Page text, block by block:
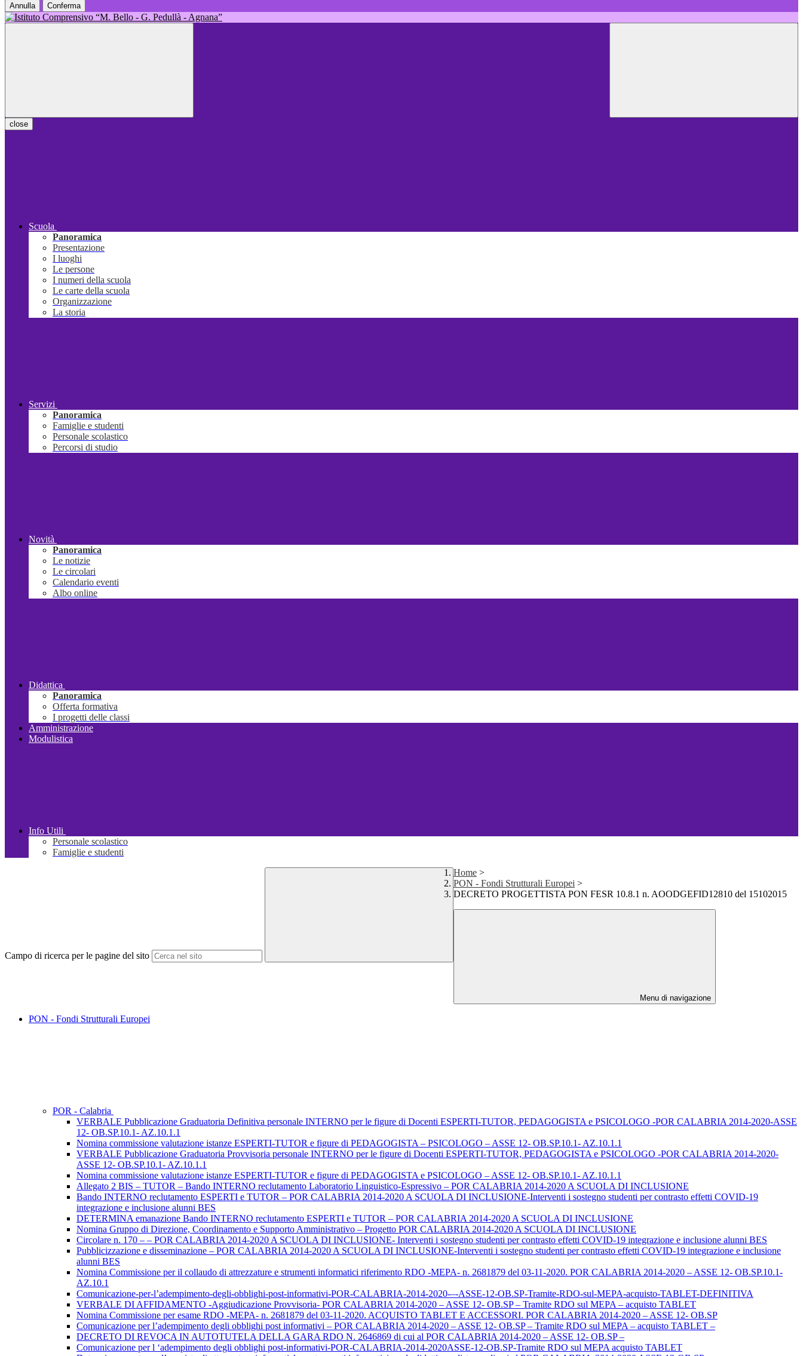
Annulla Conferma
close
Scuola
Panoramica
Presentazione
I luoghi
Le persone
I numeri della scuola
Le carte della scuola
Organizzazione
La storia
Servizi
Panoramica
Famiglie e studenti
Personale scolastico
Percorsi di studio
Novità
Panoramica
Le notizie
Le circolari
Calendario eventi
Albo online
Didattica
Panoramica
Offerta formativa
I progetti delle classi
Amministrazione
Modulistica
Info Utili
Personale scolastico
Famiglie e studenti
Campo di ricerca per le pagine del sito
Home >
PON - Fondi Strutturali Europei >
DECRETO PROGETTISTA PON FESR 10.8.1 n. AOODGEFID12810 del 15102015
Menu di navigazione
PON - Fondi Strutturali Europei
POR - Calabria
VERBALE Pubblicazione Graduatoria Definitiva personale INTERNO per le figure di Docenti ESPERTI-TUTOR, PEDAGOGISTA e PSICOLOGO -POR CALABRIA 2014-2020-ASSE
12- OB.SP.10.1- AZ.10.1.1
Nomina commissione valutazione istanze ESPERTI-TUTOR e figure di PEDAGOGISTA – PSICOLOGO – ASSE 12- OB.SP.10.1- AZ.10.1.1
VERBALE Pubblicazione Graduatoria Provvisoria personale INTERNO per le figure di Docenti ESPERTI-TUTOR, PEDAGOGISTA e PSICOLOGO -POR CALABRIA 2014-2020-
ASSE 12- OB.SP.10.1- AZ.10.1.1
Nomina commissione valutazione istanze ESPERTI-TUTOR e figure di PEDAGOGISTA e PSICOLOGO – ASSE 12- OB.SP.10.1- AZ.10.1.1
Allegato 2 BIS – TUTOR – Bando INTERNO reclutamento Laboratorio Linguistico-Espressivo – POR CALABRIA 2014-2020 A SCUOLA DI INCLUSIONE
Bando INTERNO reclutamento ESPERTI e TUTOR – POR CALABRIA 2014-2020 A SCUOLA DI INCLUSIONE-Interventi i sostegno studenti per contrasto effetti COVID-19
integrazione e inclusione alunni BES
DETERMINA emanazione Bando INTERNO reclutamento ESPERTI e TUTOR – POR CALABRIA 2014-2020 A SCUOLA DI INCLUSIONE
Nomina Gruppo di Direzione, Coordinamento e Supporto Amministrativo – Progetto POR CALABRIA 2014-2020 A SCUOLA DI INCLUSIONE
Circolare n. 170 – – POR CALABRIA 2014-2020 A SCUOLA DI INCLUSIONE- Interventi i sostegno studenti per contrasto effetti COVID-19 integrazione e inclusione alunni BES
Pubblicizzazione e disseminazione – POR CALABRIA 2014-2020 A SCUOLA DI INCLUSIONE-Interventi i sostegno studenti per contrasto effetti COVID-19 integrazione e inclusione
alunni BES
Nomina Commissione per il collaudo di attrezzature e strumenti informatici riferimento RDO -MEPA- n. 2681879 del 03-11-2020. POR CALABRIA 2014-2020 – ASSE 12- OB.SP.10.1-
AZ.10.1
Comunicazione-per-l’adempimento-degli-obblighi-post-informativi-POR-CALABRIA-2014-2020-–-ASSE-12-OB.SP-Tramite-RDO-sul-MEPA-acquisto-TABLET-DEFINITIVA
VERBALE DI AFFIDAMENTO -Aggiudicazione Provvisoria- POR CALABRIA 2014-2020 – ASSE 12- OB.SP – Tramite RDO sul MEPA – acquisto TABLET
Nomina Commissione per esame RDO -MEPA- n. 2681879 del 03-11-2020. ACQUISTO TABLET E ACCESSORI. POR CALABRIA 2014-2020 – ASSE 12- OB.SP
Comunicazione per l’adempimento degli obblighi post informativi – POR CALABRIA 2014-2020 – ASSE 12- OB.SP – Tramite RDO sul MEPA – acquisto TABLET –
DECRETO DI REVOCA IN AUTOTUTELA DELLA GARA RDO N. 2646869 di cui al POR CALABRIA 2014-2020 – ASSE 12- OB.SP –
Comunicazione per l ‘adempimento degli obblighi post-informativi-POR-CALABRIA-2014-2020ASSE-12-OB.SP-Tramite RDO sul MEPA acquisto TABLET